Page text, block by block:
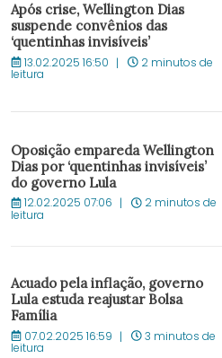
Após crise, Wellington Dias
suspende convênios das
‘quentinhas invisíveis’
13.02.2025 16:50 2 minutos de
leitura
Oposição empareda Wellington
Dias por ‘quentinhas invisíveis’
do governo Lula
12.02.2025 07:06 2 minutos de
leitura
Acuado pela inflação, governo
Lula estuda reajustar Bolsa
Família
07.02.2025 16:59 3 minutos de
leitura